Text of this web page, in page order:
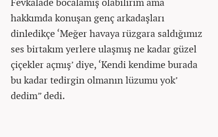
hakkımda konuşan genç arkadaşları
dinledikçe ‘Meğer havaya rüzgara saldığımız
ses birtakım yerlere ulaşmış ne kadar güzel
çiçekler açmış’ diye, ‘Kendi kendime burada
bu kadar tedirgin olmanın lüzumu yok’
dedim” dedi.